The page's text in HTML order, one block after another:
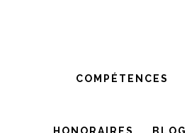
COMPÉTENCES